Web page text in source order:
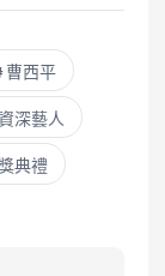
曹西平
深藝人
典禮